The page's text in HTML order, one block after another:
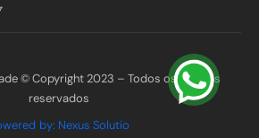
© Copyright 2023 – Todos os direitos
reservados
by: Nexus Solutio